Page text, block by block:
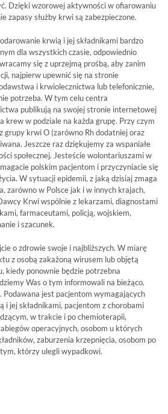
Dzięki wzorowej aktywności w ofiarowaniu
zapasy służby krwi są zabezpieczone.
krwią i jej składnikami bardzo
dla wszystkich czasie, odpowiednio
się z uprzejmą prośbą, aby zanim
najpierw upewnić się na stronie
i krwiolecznictwa lub telefonicznie,
potrzeba. W tym celu centra
publikują na swojej stronie internetowej
krew w podziale na każda grupę. Przy czym
grupy krwi O (zarówno Rh dodatniej oraz
Jeszcze raz dziękujemy za wspaniałe
społecznej. Jesteście wolontariuszami w
polskim pacjentom i przyczyniacie się
W sytuacji epidemii, z jaką dzisiaj zmaga
zarówno w Polsce jak i w innych krajach,
Krwi wspólnie z lekarzami, diagnostami
farmaceutami, policją, wojskiem,
i szacunek.
o zdrowie swoje i najbliższych. W miarę
z osobą zakażoną wirusem lub objętą
kiedy ponownie będzie potrzebna
Was o tym informowali na bieżąco.
jest pacjentom wymagających
i jej składnikami, pacjentom z chorobami
w trakcie i po chemioterapii,
operacyjnych, osobom u których
zaburzenia krzepnięcia, osobom po
którzy ulegli wypadkowi.